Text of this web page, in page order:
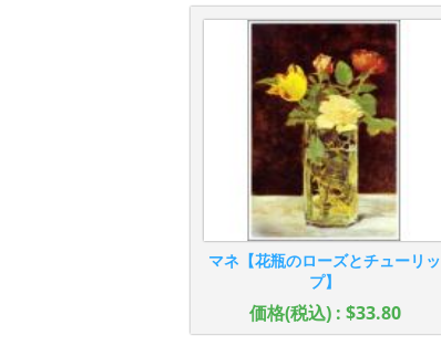
マネ【花瓶のローズとチューリッ
プ】
価格(税込) : $33.80